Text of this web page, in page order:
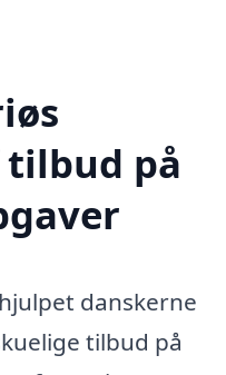
på
danskerne
tilbud på